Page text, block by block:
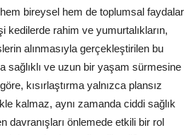
bireysel hem de toplumsal faydalar
kedilerde rahim ve yumurtalıkların,
alınmasıyla gerçekleştirilen bu
sağlıklı ve uzun bir yaşam sürmesine
kısırlaştırma yalnızca plansız
kalmaz, aynı zamanda ciddi sağlık
davranışları önlemede etkili bir rol